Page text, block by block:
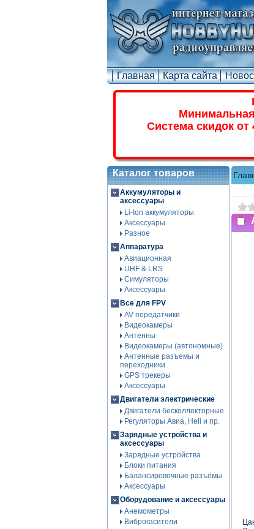
Главная Карта сайта
Система скидок от
Каталог товаров
Аккумуляторы и
аксессуары
Li-Ion аккумуляторы
Аксессуары
Разное
Аппаратура
Авиационная
UHF & LRS
Симуляторы
Аксессуары
Все для FPV
AV передатчики
Видеокамеры
Антенны
Видеокамеры (автономные)
Антенные разъемы и
переходники
GPS трекеры
Аксессуары
Двигатели электрические
Двигатели бесколлекторные
Регуляторы Авиа, Heli и пр.
Зарядные устройства и
аксессуары
Зарядные устройства
Блоки питания
Балансировочные разъёмы
Аксессуары
Оборудование и аксессуары
Анемометры
Виброгасители